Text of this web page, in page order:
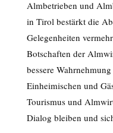
Almbetrieben und
in Tirol bestärkt die
Gelegenheiten
Botschaften der
bessere
Einheimischen und
Tourismus und
Dialog bleiben und